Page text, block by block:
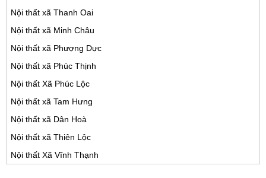
Nội thất xã Thanh Oai
Nội thất xã Minh Châu
Nội thất xã Phượng Dực
Nội thất xã Phúc Thịnh
Nội thất Xã Phúc Lộc
Nội thất xã Tam Hưng
Nội thất xã Dân Hoà
Nội thất xã Thiên Lộc
Nội thất Xã Vĩnh Thạnh